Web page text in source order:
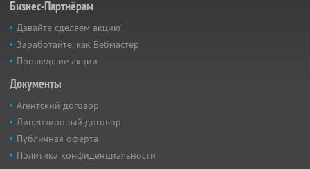
Бизнес-Партнёрам
Давайте сделаем акцию!
Заработайте, как Вебмастер
Прошедшие акции
Документы
Агентский договор
Лицензионный договор
Публичная оферта
Политика конфиденциальности